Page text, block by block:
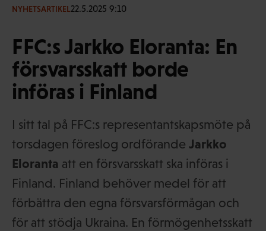
NYHETSARTIKEL22.5.2025 9:10
FFC:s Jarkko Eloranta: En
försvarsskatt borde
införas i Finland
I sitt tal på FFC:s representantskapsmöte på
torsdagen föreslog ordförande Jarkko
Eloranta att en försvarsskatt ska införas i
Finland. Finland behöver medel för att
förbättra den egna försvarsförmågan och
för att stödja Ukraina. En förmögenhetsskatt